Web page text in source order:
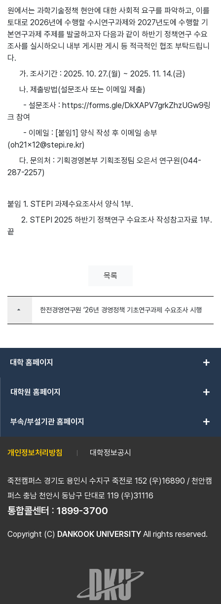
원에서는 과학기술정책 현안에 대한 사회적 요구를 파악하고, 이를
토대로 2026년에 수행할 수시연구과제와 2027년도에 수행할 기
본연구과제 주제를 발굴하고자 다음과 같이 하반기 정책연구 수요
조사를 실시하오니 내부 게시판 게시 등 적극적인 협조 부탁드립니
다.
가. 조사기간 : 2025. 10. 27.(월) ~ 2025. 11. 14.(금)
나. 제출방법(설문조사 또는 이메일 제출)
- 설문조사 : https://forms.gle/DkXAPV7grkZhzUGw9링
크 참여
- 이메일 : [붙임1] 양식 작성 후 이메일 송부
(oh21x12@stepi.re.kr)
다. 문의처 : 기획경영본부 기획조정팀 오은서 연구원(044-
287-2257)
붙임 1. STEPI 과제수요조사서 양식 1부.
2. STEPI 2025 하반기 정책연구 수요조사 작성참고자료 1부.
끝
목록
arrow_drop_up 한전경영연구원 ’26년 경영정책 기초연구과제 수요조사 시행
대학 홈페이지 add
대학원 홈페이지 add
부속/부설기관 홈페이지 add
개인정보처리방침 대학정보공시
죽전캠퍼스 경기도 용인시 수지구 죽전로 152 (우)16890 / 천안캠
퍼스 충남 천안시 동남구 단대로 119 (우)31116
통합콜센터 : 1899-3700
Copyright (C) DANKOOK UNIVERSITY All rights reserved.